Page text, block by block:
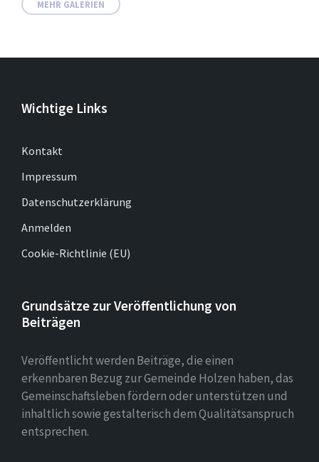
MEHR GALERIEN
Wichtige Links
Kontakt
Impressum
Datenschutzerklärung
Anmelden
Cookie-Richtlinie (EU)
Grundsätze zur Veröffentlichung von
Beiträgen
Veröffentlicht werden Beiträge, die einen
erkennbaren Bezug zur Gemeinde Holzen haben, das
Gemeinschaftsleben fördern oder unterstützen und
inhaltlich sowie gestalterisch dem Qualitätsanspruch
entsprechen.